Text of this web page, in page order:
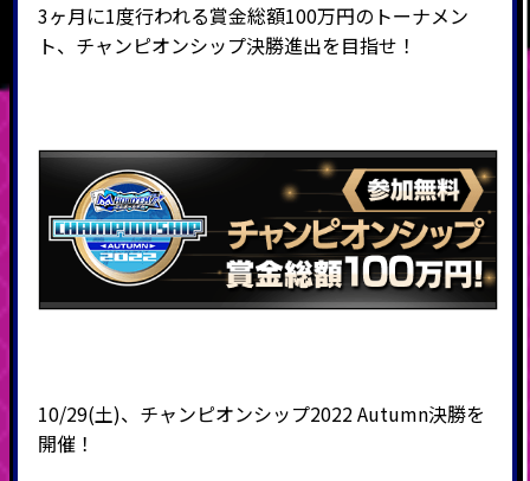
3ヶ月に1度行われる賞金総額100万円のトーナメン
ト、チャンピオンシップ決勝進出を目指せ！
10/29(土)、チャンピオンシップ2022 Autumn決勝を
開催！